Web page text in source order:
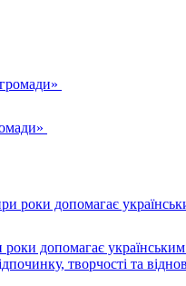
допомагає